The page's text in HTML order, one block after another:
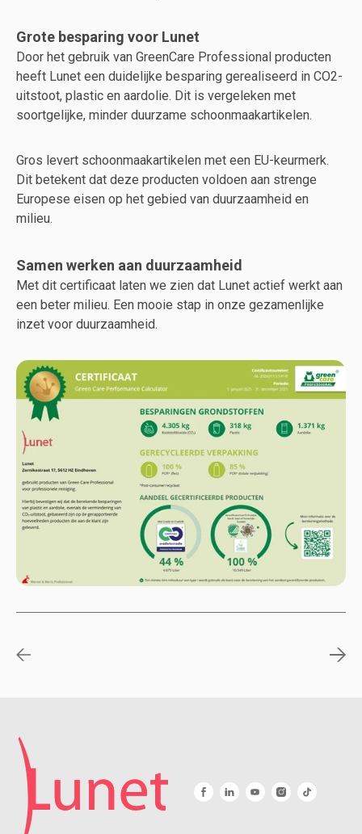
Grote besparing voor Lunet
Door het gebruik van GreenCare Professional producten
heeft Lunet een duidelijke besparing gerealiseerd in CO2-
uitstoot, plastic en aardolie. Dit is vergeleken met
soortgelijke, minder duurzame schoonmaakartikelen.
Gros levert schoonmaakartikelen met een EU-keurmerk.
Dit betekent dat deze producten voldoen aan strenge
Europese eisen op het gebied van duurzaamheid en
milieu.
Samen werken aan duurzaamheid
Met dit certificaat laten we zien dat Lunet actief werkt aan
een beter milieu. Een mooie stap in onze gezamenlijke
inzet voor duurzaamheid.